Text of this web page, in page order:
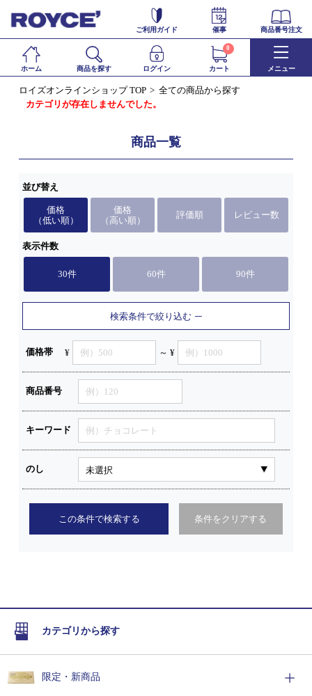
ご利用ガイド 催事 商品番号注文
ホーム 商品を探す ログイン カート
0
メニュー
ロイズオンラインショップ TOP
全ての商品から探す
カテゴリが存在しませんでした。
商品一覧
並び替え
価格
（低い順）
価格
（高い順）
評価順 レビュー数
表示件数
30件 60件 90件
検索条件で絞り込む
価格帯 ¥ ～ ¥
商品番号
キーワード
のし
この条件で検索する 条件をクリアする
カテゴリから探す
限定・新商品